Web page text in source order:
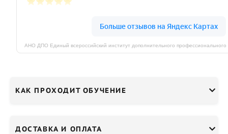
КАК ПРОХОДИТ ОБУЧЕНИЕ
ДОСТАВКА И ОПЛАТА